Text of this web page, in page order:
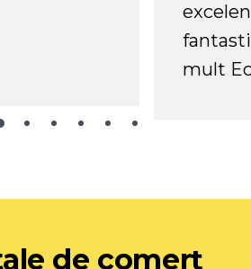
mult
de comerț